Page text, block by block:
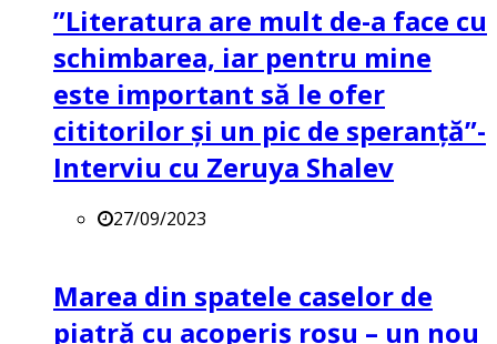
”Literatura are mult de-a face cu
schimbarea, iar pentru mine
este important să le ofer
cititorilor și un pic de speranță”-
Interviu cu Zeruya Shalev
27/09/2023
Marea din spatele caselor de
piatră cu acoperiș roșu – un nou